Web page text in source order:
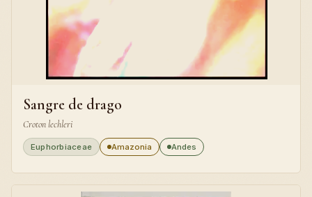
Sangre de drago
Croton lechleri
Euphorbiaceae Amazonia Andes